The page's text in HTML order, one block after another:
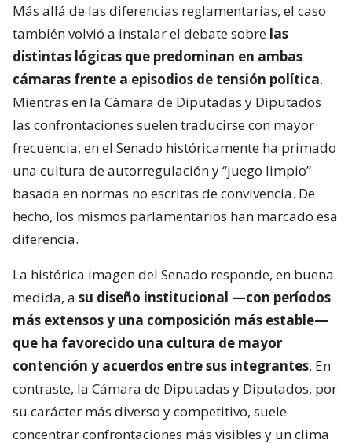
Más allá de las diferencias reglamentarias, el caso
también volvió a instalar el debate sobre las
distintas lógicas que predominan en ambas
cámaras frente a episodios de tensión política.
Mientras en la Cámara de Diputadas y Diputados
las confrontaciones suelen traducirse con mayor
frecuencia, en el Senado históricamente ha primado
una cultura de autorregulación y “juego limpio”
basada en normas no escritas de convivencia. De
hecho, los mismos parlamentarios han marcado esa
diferencia.
La histórica imagen del Senado responde, en buena
medida, a su diseño institucional —con períodos
más extensos y una composición más estable—
que ha favorecido una cultura de mayor
contención y acuerdos entre sus integrantes. En
contraste, la Cámara de Diputadas y Diputados, por
su carácter más diverso y competitivo, suele
concentrar confrontaciones más visibles y un clima